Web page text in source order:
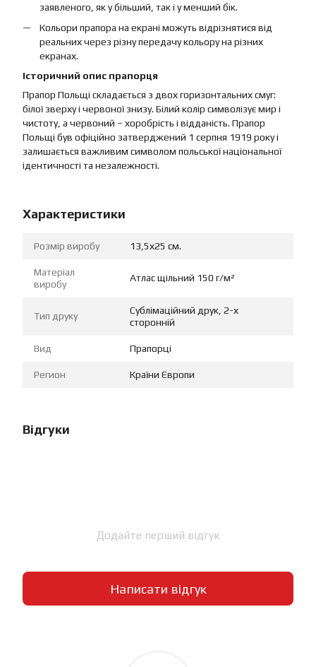
заявленого, як у більший, так і у менший бік.
Кольори прапора на екрані можуть відрізнятися від
реальних через різну передачу кольору на різних
екранах.
Історичний опис прапорця
Прапор Польщі складається з двох горизонтальних смуг:
білої зверху і червоної знизу. Білий колір символізує мир і
чистоту, а червоний – хоробрість і відданість. Прапор
Польщі був офіційно затверджений 1 серпня 1919 року і
залишається важливим символом польської національної
ідентичності та незалежності.
Характеристики
Розмір виробу 13,5х25 см.
Матеріал
виробу
Атлас щільний 150 г/м²
Тип друку
Сублімаційний друк, 2-х
сторонній
Вид Прапорці
Регион Країни Європи
Відгуки
Додайте перший відгук
Написати відгук